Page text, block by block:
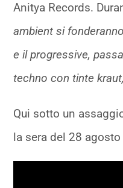
Anitya Records.
ambient si
e il progressive,
techno con tinte
Qui sotto un
la sera del 28